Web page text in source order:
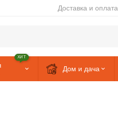
Доставка и оплата
ХИТ
Дом и дача